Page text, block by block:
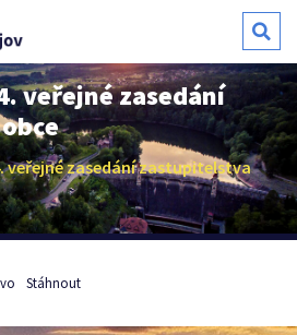
veřejné zasedání
veřejné zasedání zastupitelstva
Stáhnout